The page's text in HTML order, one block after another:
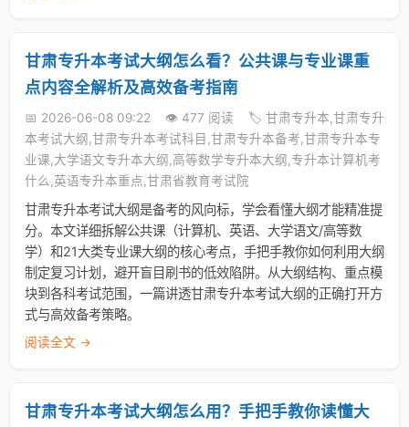
甘肃专升本考试大纲怎么看？公共课与专业课重
点内容全解析及高效备考指南
📅 2026-06-08 09:22 👁️ 477 阅读
🏷️ 甘肃专升本,甘肃专升
本考试大纲,甘肃专升本考试科目,甘肃专升本备考,甘肃专升本专
业课,大学语文专升本大纲,高等数学专升本大纲,专升本计算机考
什么,英语专升本重点,甘肃省教育考试院
甘肃专升本考试大纲是备考的风向标，学会看懂大纲才能精准提
分。本文详细拆解公共课（计算机、英语、大学语文/高等数
学）和21大类专业课大纲的核心考点，手把手教你如何利用大纲
制定复习计划，避开盲目刷书的低效陷阱。从大纲结构、重点模
块到各科考试范围，一篇讲透甘肃专升本考试大纲的正确打开方
式与高效备考策略。
阅读全文 →
甘肃专升本考试大纲怎么用？手把手教你读懂大